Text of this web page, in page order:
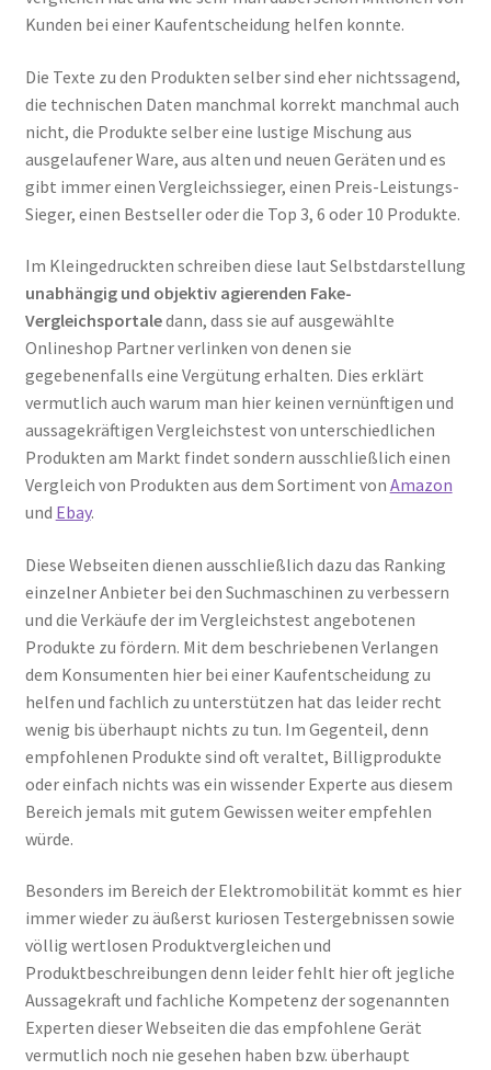
Kunden bei einer Kaufentscheidung helfen konnte.
Die Texte zu den Produkten selber sind eher nichtssagend,
die technischen Daten manchmal korrekt manchmal auch
nicht, die Produkte selber eine lustige Mischung aus
ausgelaufener Ware, aus alten und neuen Geräten und es
gibt immer einen Vergleichssieger, einen Preis-Leistungs-
Sieger, einen Bestseller oder die Top 3, 6 oder 10 Produkte.
Im Kleingedruckten schreiben diese laut Selbstdarstellung
unabhängig und objektiv agierenden Fake-
Vergleichsportaledann, dass sie auf ausgewählte
Onlineshop Partner verlinken von denen sie
gegebenenfalls eine Vergütung erhalten. Dies erklärt
vermutlich auch warum man hier keinen vernünftigen und
aussagekräftigen Vergleichstest von unterschiedlichen
Produkten am Markt findet sondern ausschließlich einen
Vergleich von Produkten aus dem Sortiment von Amazon
und Ebay.
Diese Webseiten dienen ausschließlich dazu das Ranking
einzelner Anbieter bei den Suchmaschinen zu verbessern
und die Verkäufe der im Vergleichstest angebotenen
Produkte zu fördern. Mit dem beschriebenen Verlangen
dem Konsumenten hier bei einer Kaufentscheidung zu
helfen und fachlich zu unterstützen hat das leider recht
wenig bis überhaupt nichts zu tun. Im Gegenteil, denn
empfohlenen Produkte sind oft veraltet, Billigprodukte
oder einfach nichts was ein wissender Experte aus diesem
Bereich jemals mit gutem Gewissen weiter empfehlen
würde.
Besonders im Bereich der Elektromobilität kommt es hier
immer wieder zu äußerst kuriosen Testergebnissen sowie
völlig wertlosen Produktvergleichen und
Produktbeschreibungen denn leider fehlt hier oft jegliche
Aussagekraft und fachliche Kompetenz der sogenannten
Experten dieser Webseiten die das empfohlene Gerät
vermutlich noch nie gesehen haben bzw. überhaupt